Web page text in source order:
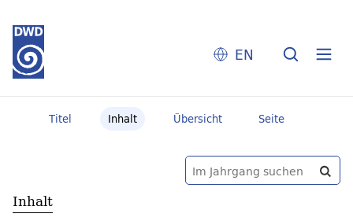
EN
Titel Inhalt Übersicht Seite
Inhalt